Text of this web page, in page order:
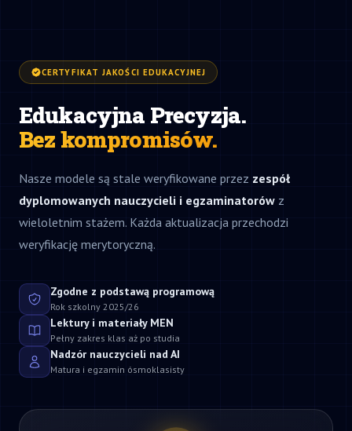
CERTYFIKAT JAKOŚCI EDUKACYJNEJ
Edukacyjna Precyzja.
Bez kompromisów.
Nasze modele są stale weryfikowane przez zespół
dyplomowanych nauczycieli i egzaminatorów z
wieloletnim stażem. Każda aktualizacja przechodzi
weryfikację merytoryczną.
Zgodne z podstawą programową
Rok szkolny 2025/26
Lektury i materiały MEN
Pełny zakres klas aż po studia
Nadzór nauczycieli nad AI
Matura i egzamin ósmoklasisty